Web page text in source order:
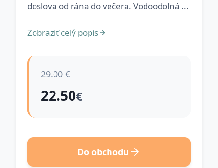
doslova od rána do večera. Vodoodolná ...
Zobraziť celý popis
29.00 €
22.50€
Do obchodu